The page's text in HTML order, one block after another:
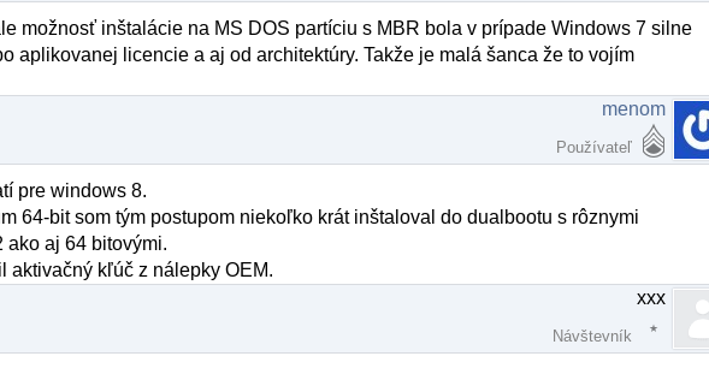
možnosť inštalácie na MS DOS partíciu s MBR bola v prípade Windows 7 silne
aplikovanej licencie a aj od architektúry. Takže je malá šanca že to vojím
menom
Používateľ
pre windows 8.
64-bit som tým postupom niekoľko krát inštaloval do dualbootu s rôznymi
ako aj 64 bitovými.
aktivačný kľúč z nálepky OEM.
xxx
Návštevník